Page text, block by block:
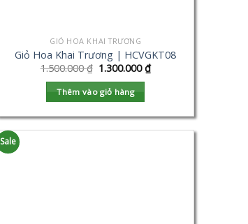
GIỎ HOA KHAI TRƯƠNG
Giỏ Hoa Khai Trương | HCVGKT08
1.500.000₫ 1.300.000₫
Thêm vào giỏ hàng
Sale